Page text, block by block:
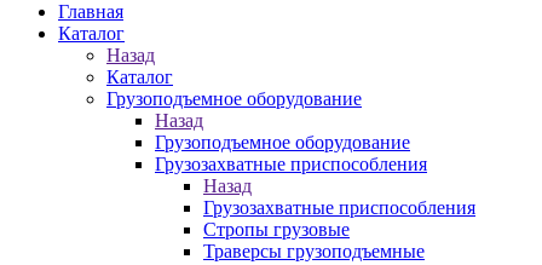
Главная
Каталог
Назад
Каталог
Грузоподъемное оборудование
Назад
Грузоподъемное оборудование
Грузозахватные приспособления
Назад
Грузозахватные приспособления
Стропы грузовые
Траверсы грузоподъемные